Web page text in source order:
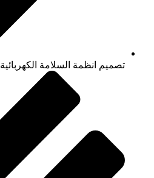
تصميم انظمة السلامة الكهربائية